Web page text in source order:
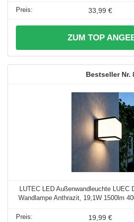
33,99 €
ZUM TOP
LUTEC LED Außenwandleuchte LUEC
Wandlampe Anthrazit, 19,1W 1500lm
19,99 €